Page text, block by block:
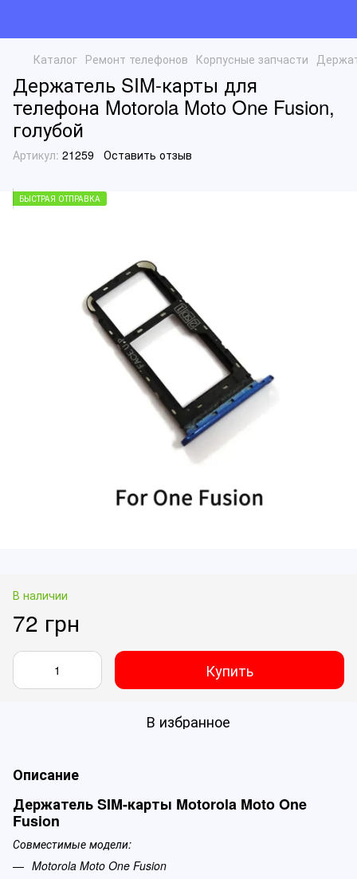
Каталог Ремонт телефонов Корпусные запчасти
Держатель SIM-карты для
телефона Motorola Moto One Fusion,
голубой
Артикул: 21259 Оставить отзыв
БЫСТРАЯ ОТПРАВКА
В наличии
72 грн
Купить
В избранное
Описание
Держатель SIM-карты Motorola Moto One
Fusion
Совместимые модели:
Motorola Moto One Fusion